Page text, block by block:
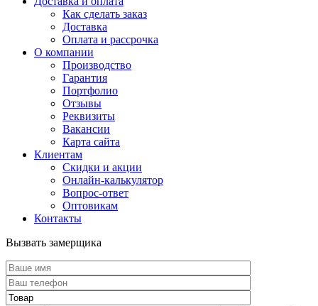
Как сделать заказ
Доставка
Оплата и рассрочка
О компании
Производство
Гарантия
Портфолио
Отзывы
Реквизиты
Вакансии
Карта сайта
Клиентам
Скидки и акции
Онлайн-калькулятор
Вопрос-ответ
Оптовикам
Контакты
Вызвать замерщика